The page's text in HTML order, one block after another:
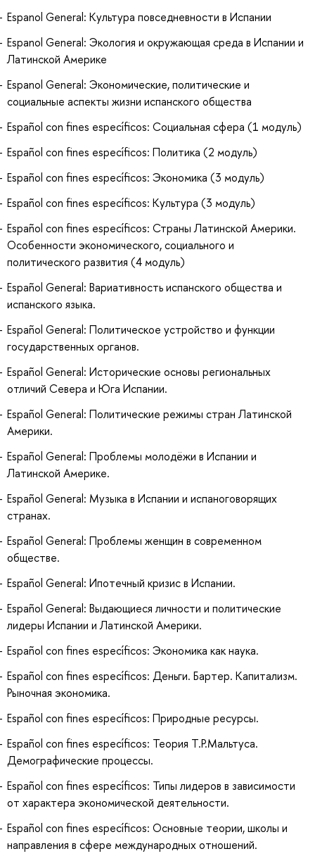
Espanol General: Культура повседневности в Испании
Espanol General: Экология и окружающая среда в Испании и
Латинской Америке
Espanol General: Экономические, политические и
социальные аспекты жизни испанского общества
Español con fines específicos: Социальная сфера (1 модуль)
Español con fines específicos: Политика (2 модуль)
Español con fines específicos: Экономика (3 модуль)
Español con fines específicos: Культура (3 модуль)
Español con fines específicos: Страны Латинской Америки.
Особенности экономического, социального и
политического развития (4 модуль)
Español General: Вариативность испанского общества и
испанского языка.
Español General: Политическое устройство и функции
государственных органов.
Español General: Исторические основы региональных
отличий Севера и Юга Испании.
Español General: Политические режимы стран Латинской
Америки.
Español General: Проблемы молодёжи в Испании и
Латинской Америке.
Español General: Музыка в Испании и испаноговорящих
странах.
Español General: Проблемы женщин в современном
обществе.
Español General: Ипотечный кризис в Испании.
Español General: Выдающиеся личности и политические
лидеры Испании и Латинской Америки.
Español con fines específicos: Экономика как наука.
Español con fines específicos: Деньги. Бартер. Капитализм.
Рыночная экономика.
Español con fines específicos: Природные ресурсы.
Español con fines específicos: Теория Т.Р.Мальтуса.
Демографические процессы.
Español con fines específicos: Типы лидеров в зависимости
от характера экономической деятельности.
Español con fines específicos: Основные теории, школы и
направления в сфере международных отношений.